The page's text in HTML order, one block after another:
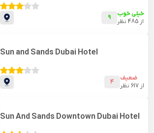
9
خیلی خوب
از 485 نظر
Sun and Sands Dubai Hotel
4
ضعیف
از 617 نظر
Sun And Sands Downtown Dubai Hotel